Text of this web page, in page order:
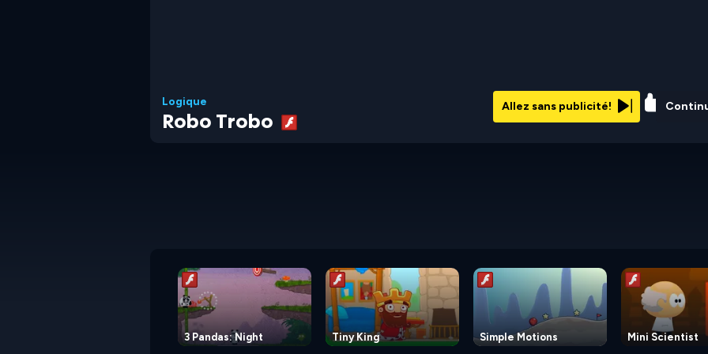
Allez sans publicité!
Logique 81%
Robo Trobo
3 Pandas: Night Tiny King Simple Motions Mini Scientist